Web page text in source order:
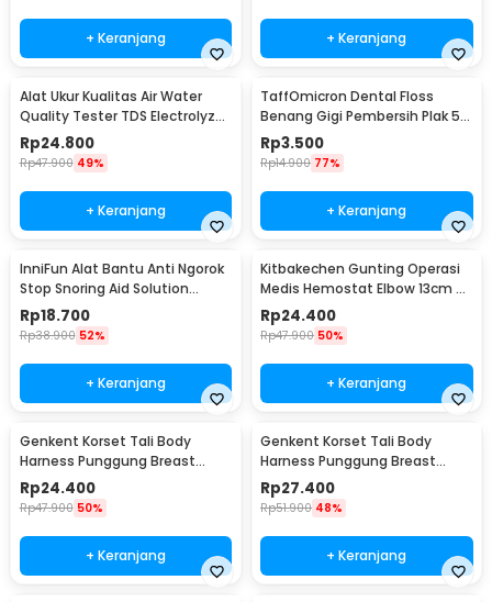
+ Keranjang + Keranjang
Alat Ukur Kualitas Air Water
Quality Tester TDS Electrolyzer
- JJ2850
Rp24.800
Rp47.900 49%
+ Keranjang
TaffOmicron Dental Floss
Benang Gigi Pembersih Plak 50
PCS - LMT-558
Rp3.500
Rp14.900 77%
+ Keranjang
InniFun Alat Bantu Anti Ngorok
Stop Snoring Aid Solution
Tongue Guard - G7G40
Rp18.700
Rp38.900 52%
+ Keranjang
Kitbakechen Gunting Operasi
Medis Hemostat Elbow 13cm -
J4-682
Rp24.400
Rp47.900 50%
+ Keranjang
Genkent Korset Tali Body
Harness Punggung Breast
Support S - BBJ-16
Rp24.400
Rp47.900 50%
+ Keranjang
Genkent Korset Tali Body
Harness Punggung Breast
Support M - BBJ-16
Rp27.400
Rp51.900 48%
+ Keranjang